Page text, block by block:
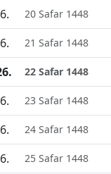
20 Safar 1448
21 Safar 1448
22 Safar 1448
23 Safar 1448
24 Safar 1448
25 Safar 1448